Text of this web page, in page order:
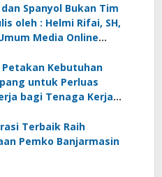
Oleh : Helmi
Spanyol Bukan Tim
oleh : Helmi Rifai, SH,
Media Online
Kebutuhan
untuk Perluas
bagi Tenaga Kerja
Terbaik Raih
Pemko Banjarmasin